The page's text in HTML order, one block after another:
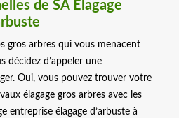
de SA Elagage
gros arbres qui vous menacent
décidez d’appeler une
Oui, vous pouvez trouver votre
élagage gros arbres avec les
entreprise élagage d’arbuste à